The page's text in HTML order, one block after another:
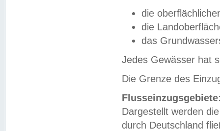
die
die
das
Jedes Gewässer hat
Die Grenze des
Dargestellt werden
durch Deutschland